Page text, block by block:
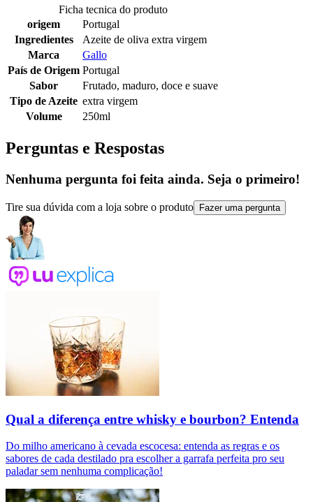
Ficha tecnica do produto
origem
Portugal
Ingredientes
Azeite de oliva extra virgem
Marca
Gallo
País de Origem Portugal
Sabor
Frutado, maduro, doce e suave
Tipo de Azeite extra virgem
Volume
250ml
Perguntas e Respostas
Nenhuma pergunta foi feita ainda. Seja o primeiro!
Tire sua dúvida com a loja sobre o produto Fazer uma pergunta
Qual a diferença entre whisky e bourbon? Entenda
Do milho americano à cevada escocesa: entenda as regras e os
sabores de cada destilado pra escolher a garrafa perfeita pro seu
paladar sem nenhuma complicação!